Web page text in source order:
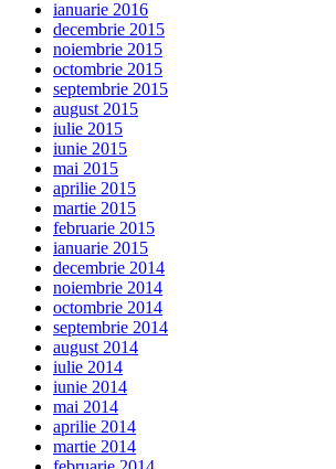
ianuarie 2016
decembrie 2015
noiembrie 2015
octombrie 2015
septembrie 2015
august 2015
iulie 2015
iunie 2015
mai 2015
aprilie 2015
martie 2015
februarie 2015
ianuarie 2015
decembrie 2014
noiembrie 2014
octombrie 2014
septembrie 2014
august 2014
iulie 2014
iunie 2014
mai 2014
aprilie 2014
martie 2014